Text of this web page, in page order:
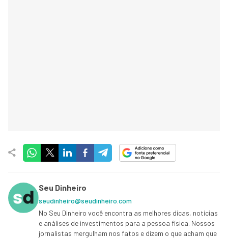
Seu Dinheiro
seudinheiro@seudinheiro.com
No Seu Dinheiro você encontra as melhores dicas, notícias
e análises de investimentos para a pessoa física. Nossos
jornalistas mergulham nos fatos e dizem o que acham que